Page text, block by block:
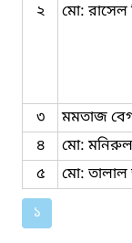
২ মো: রাসেল
৩ মমতাজ
৪
মো:
৫
মো:
১